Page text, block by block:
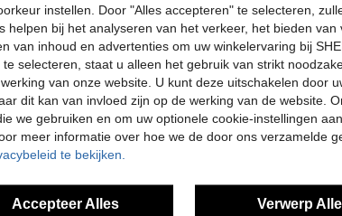
5
Dames zomer 100% katoen vintage cartoon Engelse grafische print T-shirt met korte mouwen, retro ronde hals rugprint casual dagelijkse streetwear top, Y2K esthetiek
#3 Bestseller in Katoen Vrouwen Tops, Blouses & Tee
11.38€
16
#1 Bestseller
instellen. Door "Alles accepteren" te selecteren,
helpen bij het analyseren van het verkeer, het bieden van
van inhoud en advertenties om uw winkelervaring bij
selecteren, staat u alleen het gebruik van strikt
van onze website. U kunt deze uitschakelen door
dit kan van invloed zijn op de werking van de website.
we gebruiken en om uw optionele cookie-instellingen
meer informatie over hoe we de door ons verzamelde
te bekijken.
Accepteer Alles Verwerp